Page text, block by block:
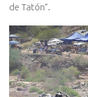
de Tatón”.